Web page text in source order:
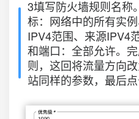
3填写防火墙规则名称
标：网络中的所有实例
IPV4范围、来源IPV4
和端口：全部允许。
则，这回将流量方向
站同样的参数，最后点